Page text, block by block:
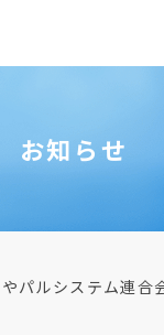
お知らせ
パルシステム連合